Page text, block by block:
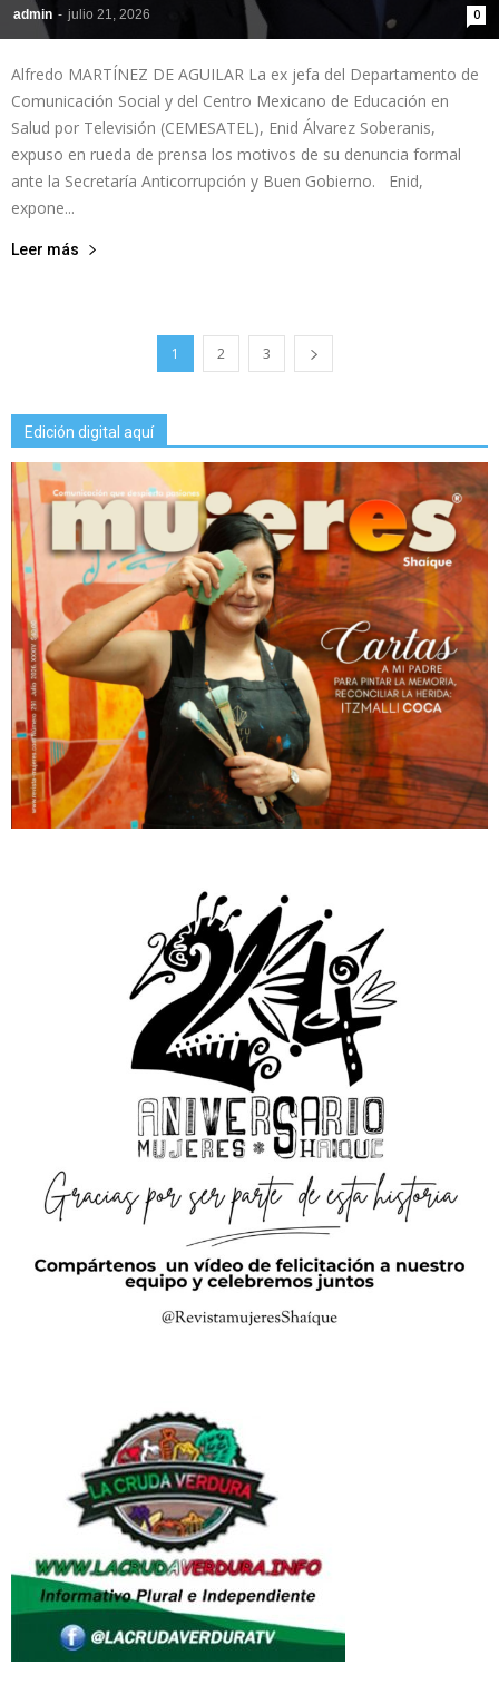
admin - julio 21, 2026 0
Alfredo MARTÍNEZ DE AGUILAR La ex jefa del Departamento de
Comunicación Social y del Centro Mexicano de Educación en
Salud por Televisión (CEMESATEL), Enid Álvarez Soberanis,
expuso en rueda de prensa los motivos de su denuncia formal
ante la Secretaría Anticorrupción y Buen Gobierno. Enid,
expone...
Leer más
1 2 3
Edición digital aquí